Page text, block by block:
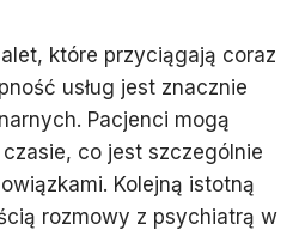
które przyciągają coraz
usług jest znacznie
Pacjenci mogą
co jest szczególnie
Kolejną istotną
rozmowy z psychiatrą w